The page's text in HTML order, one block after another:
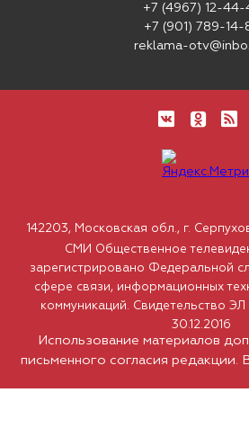
+7 (4967) 12-44-
+7 (901) 789-14-
reklama-
Использование материалов
письменного согласия редакции.
142203, Московская обл., г.
СМИ Общественное
зарегистрировано Федеральной
сфере связи, информационных
коммуникаций. Свидетельство
30.12.2016